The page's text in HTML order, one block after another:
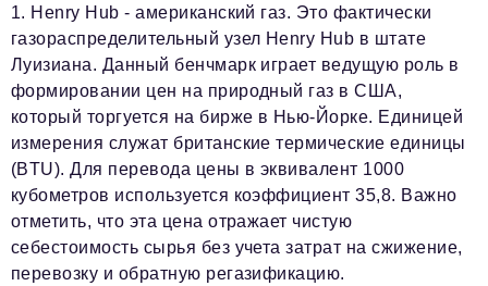
1. Henry Hub - американский газ. Это фактически
газораспределительный узел Henry Hub в штате
Луизиана. Данный бенчмарк играет ведущую роль в
формировании цен на природный газ в США,
который торгуется на бирже в Нью-Йорке. Единицей
измерения служат британские термические единицы
(BTU). Для перевода цены в эквивалент 1000
кубометров используется коэффициент 35,8. Важно
отметить, что эта цена отражает чистую
себестоимость сырья без учета затрат на сжижение,
перевозку и обратную регазификацию.